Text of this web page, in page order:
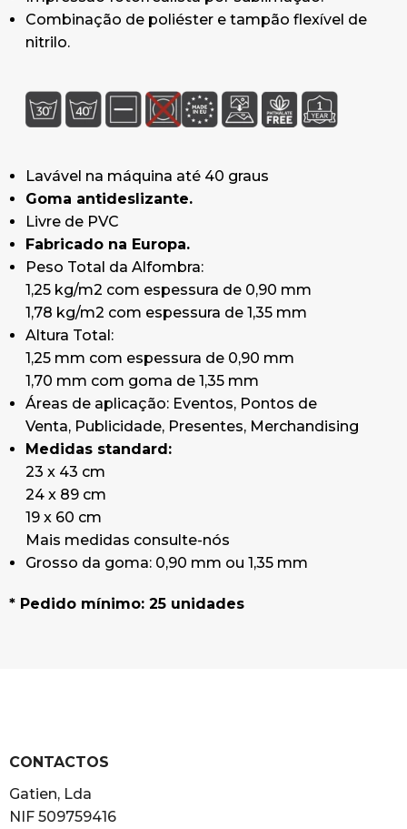
* Pedido mínimo: 25 unidades
Combinação de poliéster e tampão flexível de
nitrilo.
Lavável na máquina até 40 graus
Goma antideslizante.
Livre de PVC
Fabricado na Europa.
Peso Total da Alfombra:
1,25 kg/m2 com espessura de 0,90 mm
1,78 kg/m2 com espessura de 1,35 mm
Altura Total:
1,25 mm com espessura de 0,90 mm
1,70 mm com goma de 1,35 mm
Áreas de aplicação: Eventos, Pontos de
Venta, Publicidade, Presentes, Merchandising
Medidas standard:
23 x 43 cm
24 x 89 cm
19 x 60 cm
Mais medidas consulte-nós
Grosso da goma: 0,90 mm ou 1,35 mm
* Pedido mínimo: 25 unidades
CONTACTOS
Gatien, Lda
NIF 509759416